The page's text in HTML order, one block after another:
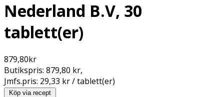
Nederland B.V, 30
tablett(er)
879,80kr
Butikspris: 879,80 kr,
Jmfs.pris: 29,33 kr / tablett(er)
Köp via recept